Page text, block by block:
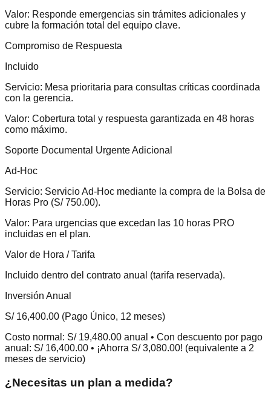
Valor: Responde emergencias sin trámites adicionales y
cubre la formación total del equipo clave.
Compromiso de Respuesta
Incluido
Servicio: Mesa prioritaria para consultas críticas coordinada
con la gerencia.
Valor: Cobertura total y respuesta garantizada en 48 horas
como máximo.
Soporte Documental Urgente Adicional
Ad-Hoc
Servicio: Servicio Ad-Hoc mediante la compra de la Bolsa de
Horas Pro (S/ 750.00).
Valor: Para urgencias que excedan las 10 horas PRO
incluidas en el plan.
Valor de Hora / Tarifa
Incluido dentro del contrato anual (tarifa reservada).
Inversión Anual
S/ 16,400.00 (Pago Único, 12 meses)
Costo normal: S/ 19,480.00 anual • Con descuento por pago
anual: S/ 16,400.00 • ¡Ahorra S/ 3,080.00! (equivalente a 2
meses de servicio)
¿Necesitas un plan a medida?